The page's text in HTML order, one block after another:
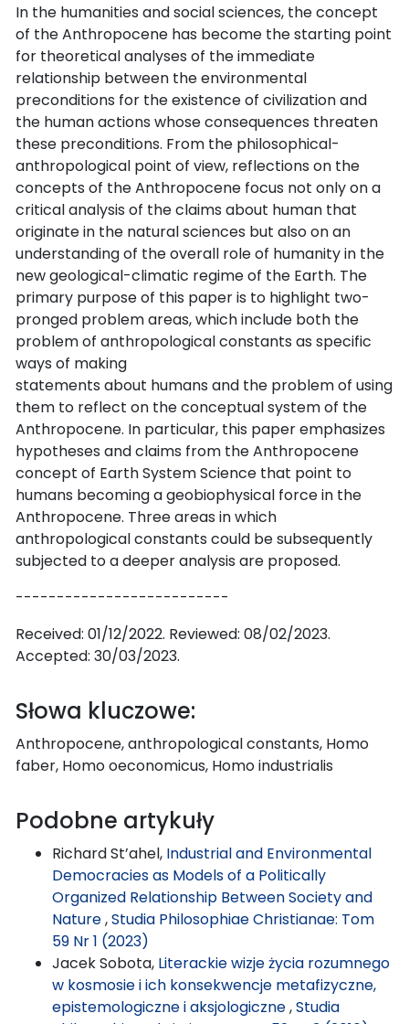
In the humanities and social sciences, the concept
of the Anthropocene has become the starting point
for theoretical analyses of the immediate
relationship between the environmental
preconditions for the existence of civilization and
the human actions whose consequences threaten
these preconditions. From the philosophical-
anthropological point of view, reflections on the
concepts of the Anthropocene focus not only on a
critical analysis of the claims about human that
originate in the natural sciences but also on an
understanding of the overall role of humanity in the
new geological-climatic regime of the Earth. The
primary purpose of this paper is to highlight two-
pronged problem areas, which include both the
problem of anthropological constants as specific
ways of making
statements about humans and the problem of using
them to reflect on the conceptual system of the
Anthropocene. In particular, this paper emphasizes
hypotheses and claims from the Anthropocene
concept of Earth System Science that point to
humans becoming a geobiophysical force in the
Anthropocene. Three areas in which
anthropological constants could be subsequently
subjected to a deeper analysis are proposed.
--------------------------
Received: 01/12/2022. Reviewed: 08/02/2023.
Accepted: 30/03/2023.
Słowa kluczowe:
Anthropocene, anthropological constants, Homo
faber, Homo oeconomicus, Homo industrialis
Podobne artykuły
Richard St’ahel, Industrial and Environmental
Democracies as Models of a Politically
Organized Relationship Between Society and
Nature,Studia Philosophiae Christianae: Tom
59 Nr 1 (2023)
Jacek Sobota, Literackie wizje życia rozumnego
w kosmosie i ich konsekwencje metafizyczne,
epistemologiczne i aksjologiczne,Studia